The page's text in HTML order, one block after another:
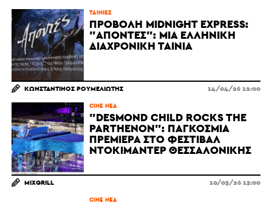
ΤΑΙΝΊΕΣ
ΠΡΟΒΟΛΉ MIDNIGHT EXPRESS:
"ΑΠΌΝΤΕΣ": ΜΙΑ ΕΛΛΗΝΙΚΉ
ΔΙΑΧΡΟΝΙΚΉ ΤΑΙΝΊΑ
ΚΩΝΣΤΑΝΤΊΝΟΣ ΡΟΥΜΕΛΙΏΤΗΣ 14/04/26 12:00
CINE ΝΈΑ
"DESMOND CHILD ROCKS THE
PARTHENON": ΠΑΓΚΌΣΜΙΑ
ΠΡΕΜΙΈΡΑ ΣΤΟ ΦΕΣΤΙΒΆΛ
ΝΤΟΚΙΜΑΝΤΈΡ ΘΕΣΣΑΛΟΝΊΚΗΣ
MIXGRILL 10/03/26 13:00
CINE ΝΈΑ